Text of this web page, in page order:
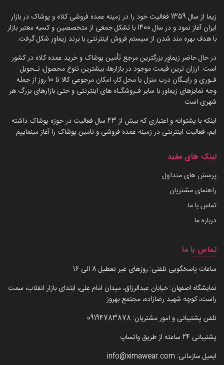
زیما از سال 1359 فعالیت خود را در زمینه عمده فروشی کلاه و پوشاک در بازار
ایران آغاز نمود و در سال 1400 با تشکل جمعی از متخصصین و کسبه معتبر بازار
با هدف بهره مند شدن از سیستم فروش اینترنتی با برند زیماوِر شکل گرفت.
در حال حاضر زیماوِر بزرگترین مرجع تأمین پوشاک و خرید عمده کلاه در کشور
است. ارزان ترین قیمت موجود در بازارها، بیشترین تنوع محصول، تـحویل
فـوری و رایـگان درب منزل یا محل کار، امکان مرجوعی کالا تا 10 روز از جمله
وجه تمایزهای زیماور با سایر فـروشگـاه های اینترنتی و حتی بازارهای بزرگ هر
شهری است.
اینکه با پشتوانه و اعتباری که بیش از 43 سال فعالیت در حوزه پوشاک داشته
ایم، فعالیت اینترنتی در زمینه عمده فروشی و تامین پوشاک را آغاز مینماییم.
لینک های مفید
پرسش های متداول
راهنمای مشتریان
تماس با ما
درباره ما
تماس با ما
ساعات پاسخگویی تلفنی: روزهای غیر تعطیل 8 الی 16
نمایشگاه اصفهان: خیابان عبدالرزاق، میدان امام علی، ابتدای بازار انقلاب، سمت
راست، کوچه شهید رضازاده، مجتمع بهروز
تلفن پشتیبانی و امور مشتریان: 09194783878
پشتیبانی 24 ساعته از طریق واتساپ
ایمیل سازمانی: info@ximawear.com